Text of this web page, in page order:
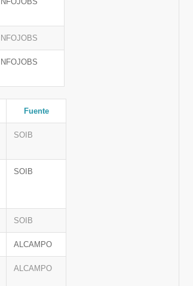
INFOJOBS
INFOJOBS
Fuente
SOIB
SOIB
SOIB
ALCAMPO
ALCAMPO